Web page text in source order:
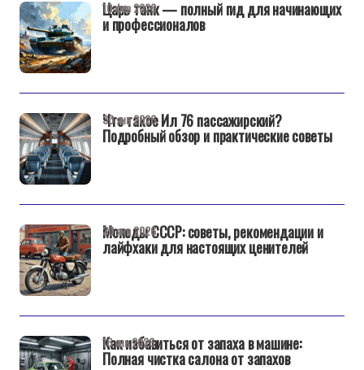
Царь танк — полный гид для начинающих
и профессионалов
10 фев 2026
Что такое Ил 76 пассажирский?
Подробный обзор и практические советы
30 янв 2026
Мопеды СССР: советы, рекомендации и
лайфхаки для настоящих ценителей
30 янв 2026
Как избавиться от запаха в машине:
Полная чистка салона от запахов
16 янв 2026